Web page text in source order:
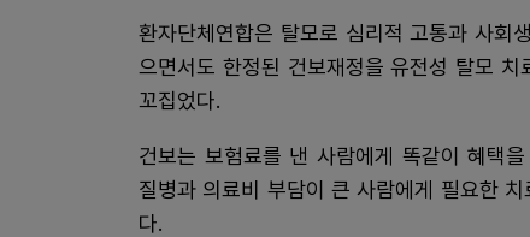
환자단체연합은 탈모로 심리적 고통과 사회
으면서도 한정된 건보재정을 유전성 탈모
꼬집었다.
건보는 보험료를 낸 사람에게 똑같이 혜택
질병과 의료비 부담이 큰 사람에게 필요한
다.